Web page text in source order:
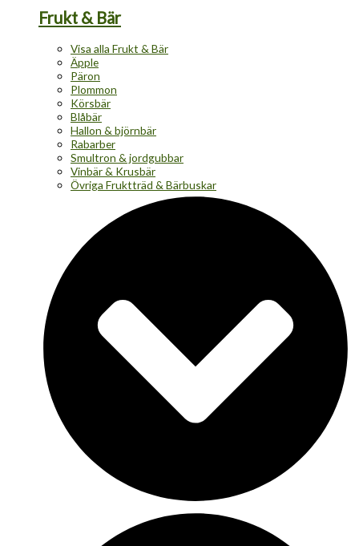
Frukt & Bär
Visa alla Frukt & Bär
Äpple
Päron
Plommon
Körsbär
Blåbär
Hallon & björnbär
Rabarber
Smultron & jordgubbar
Vinbär & Krusbär
Övriga Fruktträd & Bärbuskar